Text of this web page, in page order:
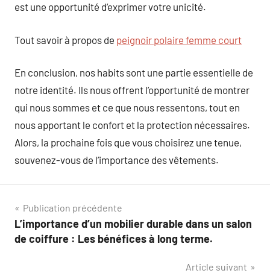
est une opportunité d’exprimer votre unicité.
Tout savoir à propos de peignoir polaire femme court
En conclusion, nos habits sont une partie essentielle de
notre identité. Ils nous offrent l’opportunité de montrer
qui nous sommes et ce que nous ressentons, tout en
nous apportant le confort et la protection nécessaires.
Alors, la prochaine fois que vous choisirez une tenue,
souvenez-vous de l’importance des vêtements.
Navigation
de
Publication précédente
L’importance d’un mobilier durable dans un salon
de coiffure : Les bénéfices à long terme.
Article suivant